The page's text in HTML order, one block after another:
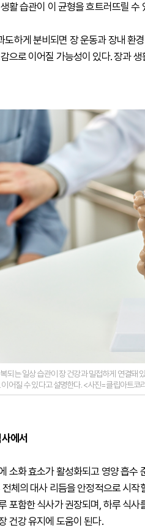
활 습관이 이 균형을 흐트러뜨릴 수
하게 분비되면 장 운동과 장내 환
으로 이어질 가능성이 있다. 장과
되는 일상 습관이 장 건강과 밀접하게 연결돼
이어질 수 있다고 설명한다. <사진=클립아트코
에서
소화 효소가 활성화되고 영양 흡수
체의 대사 리듬을 안정적으로 시작
포함한 식사가 권장되며, 하루 식
건강 유지에 도움이 된다.